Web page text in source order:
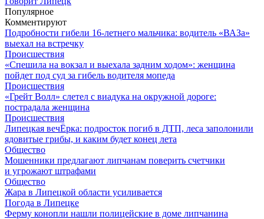
Популярное
Комментируют
Подробности гибели 16-летнего мальчика: водитель «ВАЗа»
выехал на встречку
Происшествия
«Спешила на вокзал и выехала задним ходом»: женщина
пойдет под суд за гибель водителя мопеда
Происшествия
«Грейт Волл» слетел с виадука на окружной дороге:
пострадала женщина
Происшествия
Липецкая вечЁрка: подросток погиб в ДТП, леса заполонили
ядовитые грибы, и каким будет конец лета
Общество
Мошенники предлагают липчанам поверить счетчики
и угрожают штрафами
Общество
Жара в Липецкой области усиливается
Погода в Липецке
Ферму конопли нашли полицейские в доме липчанина